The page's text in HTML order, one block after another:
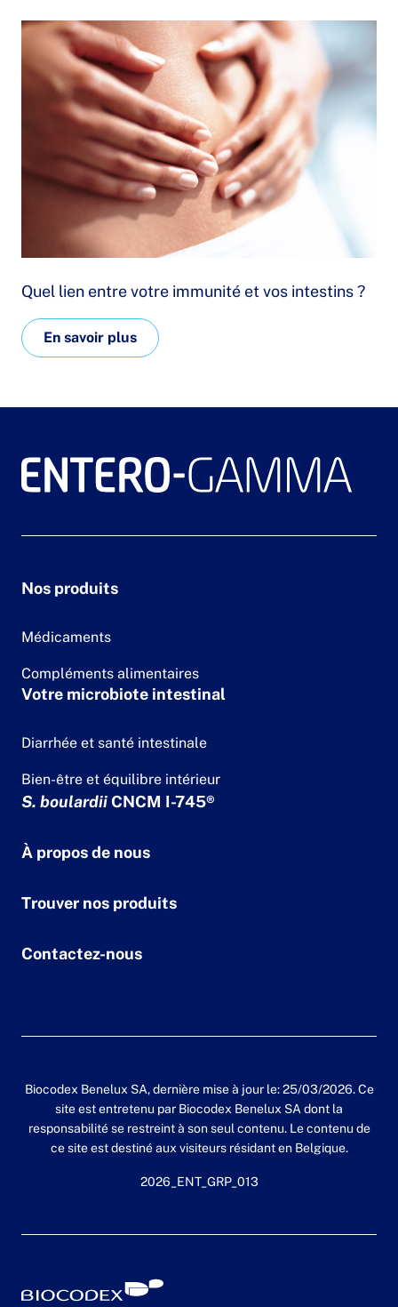
Quel lien entre votre immunité et vos intestins ?
En savoir plus
Nos produits
Médicaments
Compléments alimentaires
Votre microbiote intestinal
Diarrhée et santé intestinale
Bien-être et équilibre intérieur
S. boulardiiCNCM I-745®
À propos de nous
Trouver nos produits
Contactez-nous
Biocodex Benelux SA, dernière mise à jour le: 25/03/2026. Ce
site est entretenu par Biocodex Benelux SA dont la
responsabilité se restreint à son seul contenu. Le contenu de
ce site est destiné aux visiteurs résidant en Belgique.
2026_ENT_GRP_013